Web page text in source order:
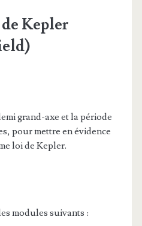
Kepler
grand-axe et la période
pour mettre en évidence
loi de Kepler.
modules suivants :